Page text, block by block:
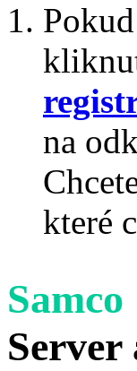
na
které
Samco
Server